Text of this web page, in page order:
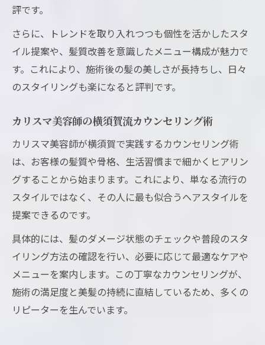
評です。
さらに、トレンドを取り入れつつも個性を活かしたスタ
イル提案や、髪質改善を意識したメニュー構成が魅力で
す。これにより、施術後の髪の美しさが長持ちし、日々
のスタイリングも楽になると評判です。
カリスマ美容師の横須賀流カウンセリング術
カリスマ美容師が横須賀で実践するカウンセリング術
は、お客様の髪質や骨格、生活習慣まで細かくヒアリン
グすることから始まります。これにより、単なる流行の
スタイルではなく、その人に最も似合うヘアスタイルを
提案できるのです。
具体的には、髪のダメージ状態のチェックや普段のスタ
イリング方法の確認を行い、必要に応じて最適なケアや
メニューを案内します。この丁寧なカウンセリングが、
施術の満足度と美髪の持続に直結しているため、多くの
リピーターを生んでいます。